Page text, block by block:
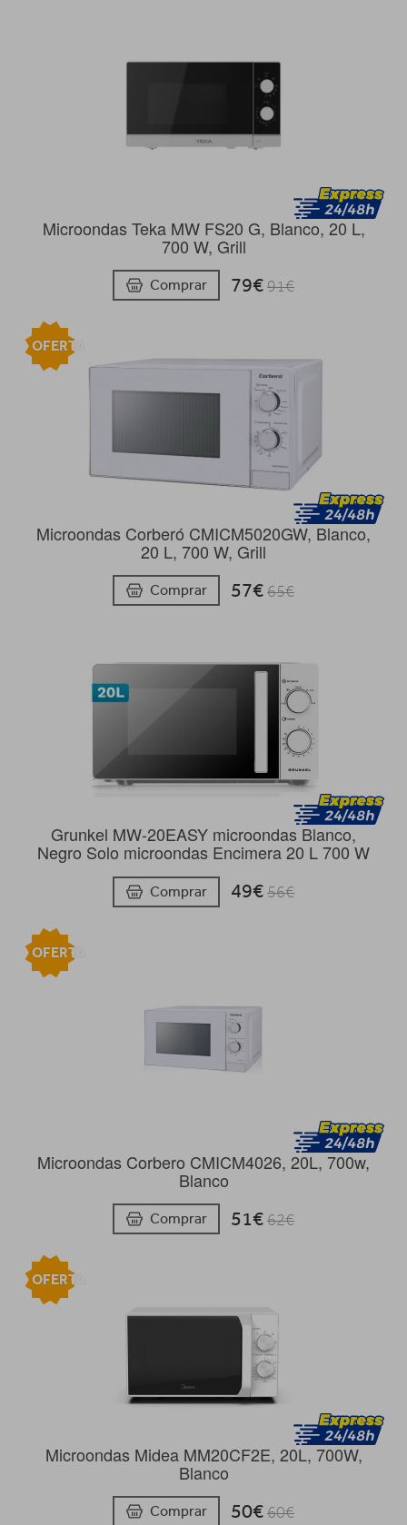
Microondas Teka MW FS20 G, Blanco, 20 L,
700 W, Grill
Comprar 79€91€
Microondas Corberó CMICM5020GW, Blanco,
20 L, 700 W, Grill
Comprar 57€65€
OFERTA
Grunkel MW-20EASY microondas Blanco,
Negro Solo microondas Encimera 20 L 700 W
Comprar 49€56€
Microondas Corbero CMICM4026, 20L, 700w,
Blanco
Comprar 51€62€
OFERTA
Microondas Midea MM20CF2E, 20L, 700W,
Blanco
Comprar 50€60€
OFERTA